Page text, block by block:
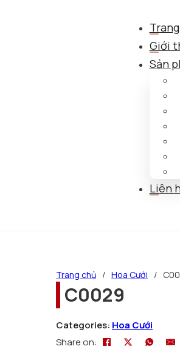
Giới
Sản
Liên
Trang chủ / Hoa Cưới /
C0029
Categories: Hoa Cưới
Share on: